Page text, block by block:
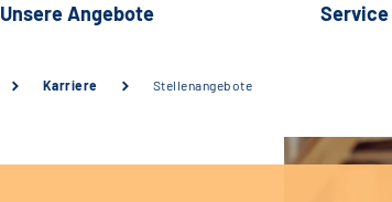
Unsere Angebote Service
Karriere Stellenangebote